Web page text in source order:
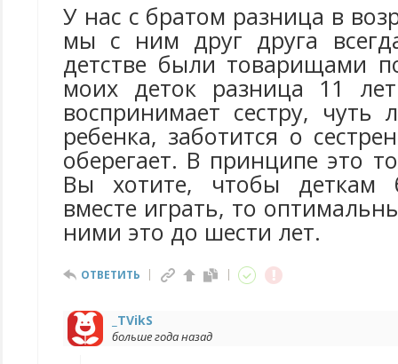
У нас с братом разница в
мы с ним друг друга
детстве были товарищами
моих деток разница 11
воспринимает сестру, чуть
ребенка, заботится о
оберегает. В принципе это
Вы хотите, чтобы деткам
вместе играть, то
ними это до шести лет.
ОТВЕТИТЬ
_TVikS
больше года назад